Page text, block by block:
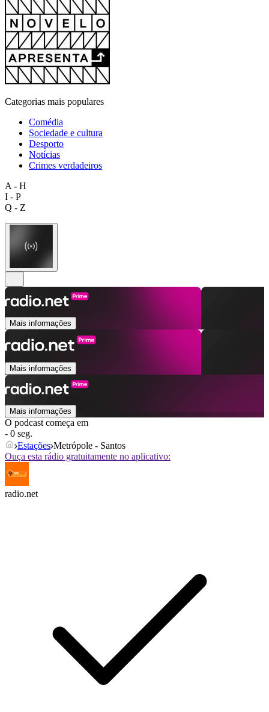
Categorias mais populares
Comédia
Sociedade e cultura
Desporto
Notícias
Crimes verdadeiros
A - H
I - P
Q - Z
Mais informações
Mais informações
Mais informações
O podcast começa em
- 0 seg.
Estações Metrópole - Santos
Ouça esta rádio gratuitamente no aplicativo:
radio.net